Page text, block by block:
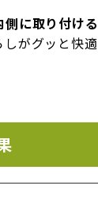
側に取り付け
がグッと快適